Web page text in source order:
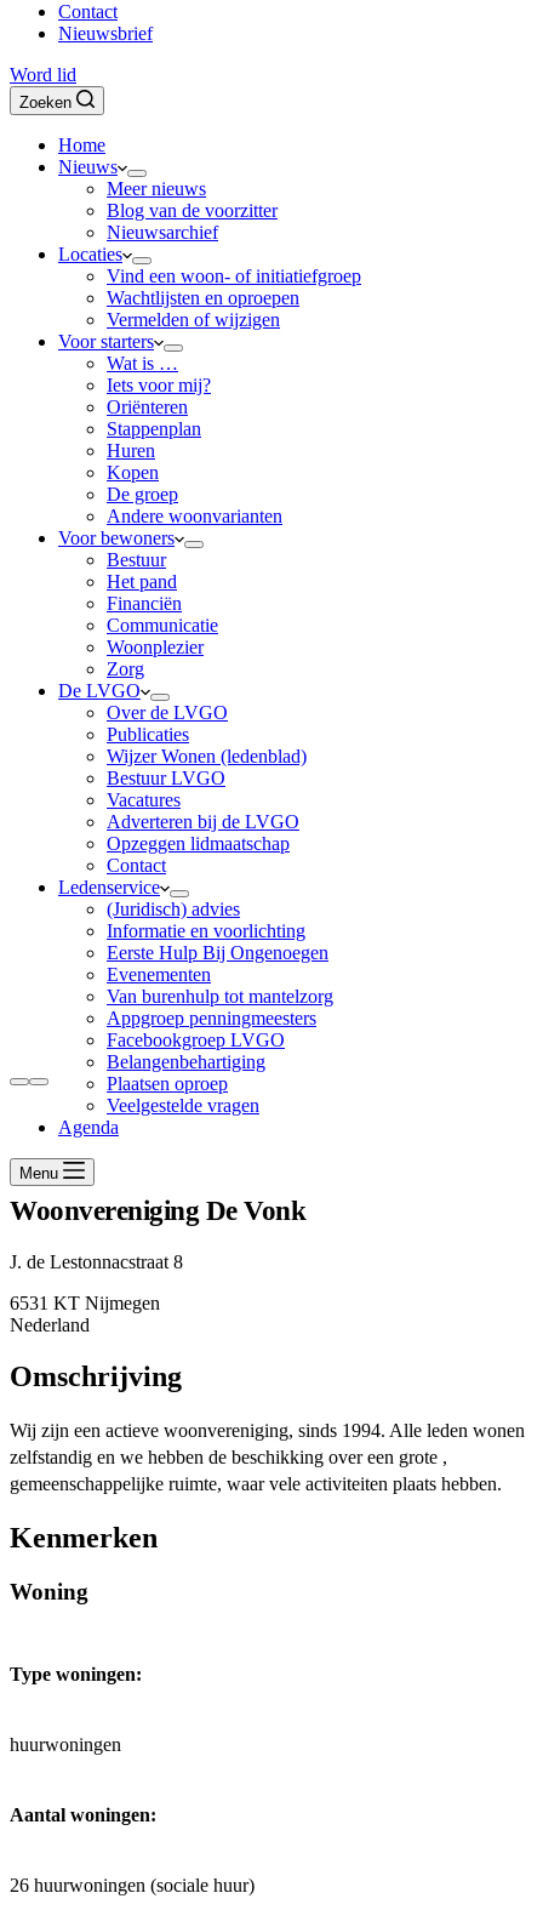
Contact
Nieuwsbrief
Word lid
Zoeken
Home
Nieuws
Meer nieuws
Blog van de voorzitter
Nieuwsarchief
Locaties
Vind een woon- of initiatiefgroep
Wachtlijsten en oproepen
Vermelden of wijzigen
Voor starters
Wat is …
Iets voor mij?
Oriënteren
Stappenplan
Huren
Kopen
De groep
Andere woonvarianten
Voor bewoners
Bestuur
Het pand
Financiën
Communicatie
Woonplezier
Zorg
De LVGO
Over de LVGO
Publicaties
Wijzer Wonen (ledenblad)
Bestuur LVGO
Vacatures
Adverteren bij de LVGO
Opzeggen lidmaatschap
Contact
Ledenservice
(Juridisch) advies
Informatie en voorlichting
Eerste Hulp Bij Ongenoegen
Evenementen
Van burenhulp tot mantelzorg
Appgroep penningmeesters
Facebookgroep LVGO
Belangenbehartiging
Plaatsen oproep
Veelgestelde vragen
Agenda
Menu
Woonvereniging De Vonk
J. de Lestonnacstraat 8
6531 KT Nijmegen
Nederland
Omschrijving
Wij zijn een actieve woonvereniging, sinds 1994. Alle leden wonen
zelfstandig en we hebben de beschikking over een grote ,
gemeenschappelijke ruimte, waar vele activiteiten plaats hebben.
Kenmerken
Woning
Type woningen:
huurwoningen
Aantal woningen:
26 huurwoningen (sociale huur)